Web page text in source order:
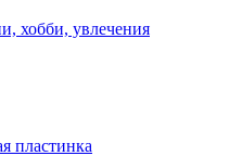
хобби, увлечения
пластинка